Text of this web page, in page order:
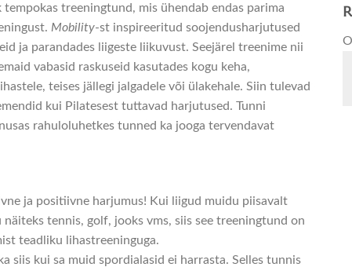
treeningtund, mis ühendab endas parima
Mobility-st inspireeritud soojendusharjutused
ja parandades liigeste liikuvust. Seejärel treenime nii
vabasid raskuseid kasutades kogu keha,
teises jällegi jalgadele või ülakehale. Siin tulevad
kui Pilatesest tuttavad harjutused. Tunni
rahuloluhetkes tunned ka jooga tervendavat
ja positiivne harjumus! Kui liigud muidu piisavalt
tennis, golf, jooks vms, siis see treeningtund on
teadliku lihastreeninguga.
siis kui sa muid spordialasid ei harrasta. Selles tunnis